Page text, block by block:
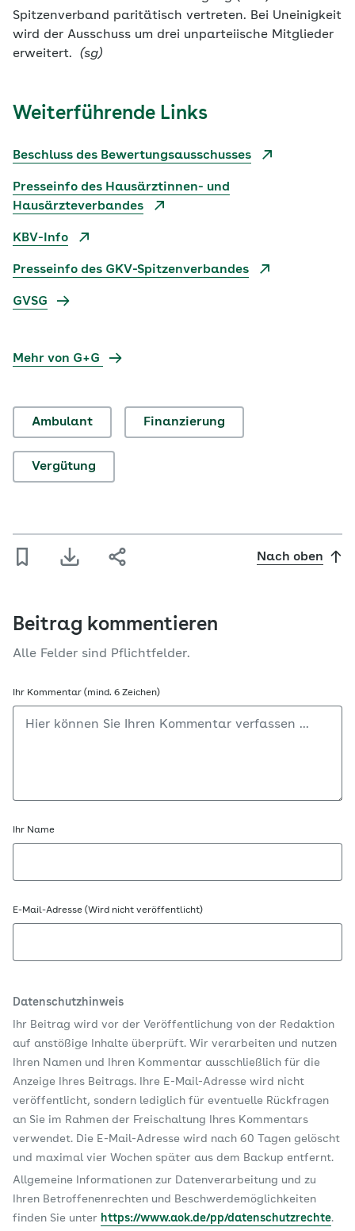
Spitzenverband paritätisch vertreten. Bei Uneinigkeit
wird der Ausschuss um drei unparteiische Mitglieder
erweitert. (sg)
Weiterführende Links
Beschluss des Bewertungsausschusses
Presseinfo des Hausärztinnen- und
Hausärzteverbandes
KBV-Info
Presseinfo des GKV-Spitzenverbandes
GVSG
Mehr von G+G
Ambulant Finanzierung
Vergütung
Nach oben
Beitrag kommentieren
Alle Felder sind Pflichtfelder.
Ihr Kommentar (mind. 6 Zeichen)
Ihr Name
E-Mail-Adresse (Wird nicht veröffentlicht)
Datenschutzhinweis
Ihr Beitrag wird vor der Veröffentlichung von der Redaktion
auf anstößige Inhalte überprüft. Wir verarbeiten und nutzen
Ihren Namen und Ihren Kommentar ausschließlich für die
Anzeige Ihres Beitrags. Ihre E-Mail-Adresse wird nicht
veröffentlicht, sondern lediglich für eventuelle Rückfragen
an Sie im Rahmen der Freischaltung Ihres Kommentars
verwendet. Die E-Mail-Adresse wird nach 60 Tagen gelöscht
und maximal vier Wochen später aus dem Backup entfernt.
Allgemeine Informationen zur Datenverarbeitung und zu
Ihren Betroffenenrechten und Beschwerdemöglichkeiten
finden Sie unter https://www.aok.de/pp/datenschutzrechte.